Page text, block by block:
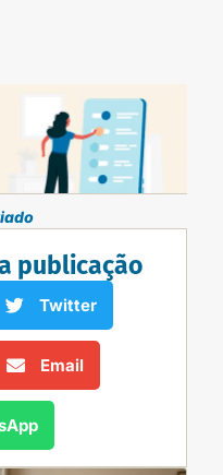
publicação
Twitter
Email